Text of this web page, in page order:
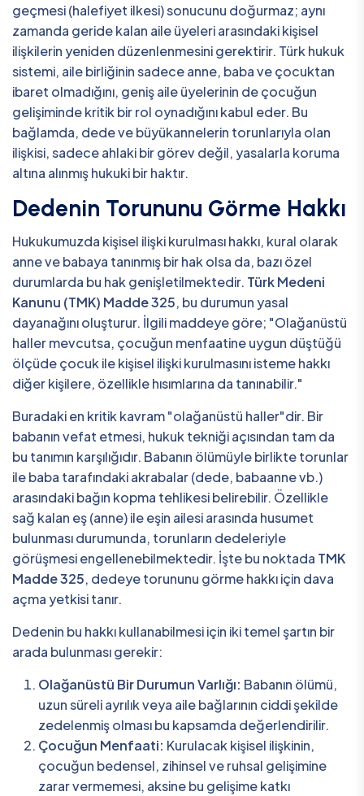
geçmesi (halefiyet ilkesi) sonucunu doğurmaz; aynı
zamanda geride kalan aile üyeleri arasındaki kişisel
ilişkilerin yeniden düzenlenmesini gerektirir. Türk hukuk
sistemi, aile birliğinin sadece anne, baba ve çocuktan
ibaret olmadığını, geniş aile üyelerinin de çocuğun
gelişiminde kritik bir rol oynadığını kabul eder. Bu
bağlamda, dede ve büyükannelerin torunlarıyla olan
ilişkisi, sadece ahlaki bir görev değil, yasalarla koruma
altına alınmış hukuki bir haktır.
Dedenin Torununu Görme Hakkı
Hukukumuzda kişisel ilişki kurulması hakkı, kural olarak
anne ve babaya tanınmış bir hak olsa da, bazı özel
durumlarda bu hak genişletilmektedir. Türk Medeni
Kanunu (TMK) Madde 325, bu durumun yasal
dayanağını oluşturur. İlgili maddeye göre; "Olağanüstü
haller mevcutsa, çocuğun menfaatine uygun düştüğü
ölçüde çocuk ile kişisel ilişki kurulmasını isteme hakkı
diğer kişilere, özellikle hısımlarına da tanınabilir."
Buradaki en kritik kavram "olağanüstü haller"dir. Bir
babanın vefat etmesi, hukuk tekniği açısından tam da
bu tanımın karşılığıdır. Babanın ölümüyle birlikte torunlar
ile baba tarafındaki akrabalar (dede, babaanne vb.)
arasındaki bağın kopma tehlikesi belirebilir. Özellikle
sağ kalan eş (anne) ile eşin ailesi arasında husumet
bulunması durumunda, torunların dedeleriyle
görüşmesi engellenebilmektedir. İşte bu noktada TMK
Madde 325, dedeye torununu görme hakkı için dava
açma yetkisi tanır.
Dedenin bu hakkı kullanabilmesi için iki temel şartın bir
arada bulunması gerekir:
Olağanüstü Bir Durumun Varlığı: Babanın ölümü,
uzun süreli ayrılık veya aile bağlarının ciddi şekilde
zedelenmiş olması bu kapsamda değerlendirilir.
Çocuğun Menfaati: Kurulacak kişisel ilişkinin,
çocuğun bedensel, zihinsel ve ruhsal gelişimine
zarar vermemesi, aksine bu gelişime katkı